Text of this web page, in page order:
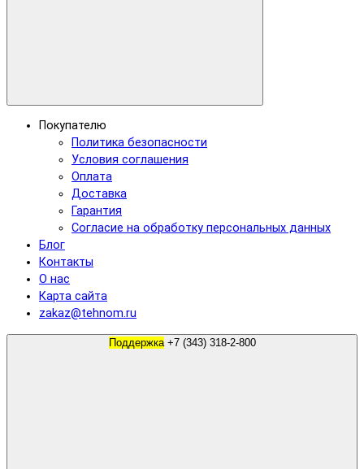
Покупателю
Политика безопасности
Условия соглашения
Оплата
Доставка
Гарантия
Согласие на обработку персональных данных
Блог
Контакты
О нас
Карта сайта
zakaz@tehnom.ru
Поддержка +7 (343) 318-2-800